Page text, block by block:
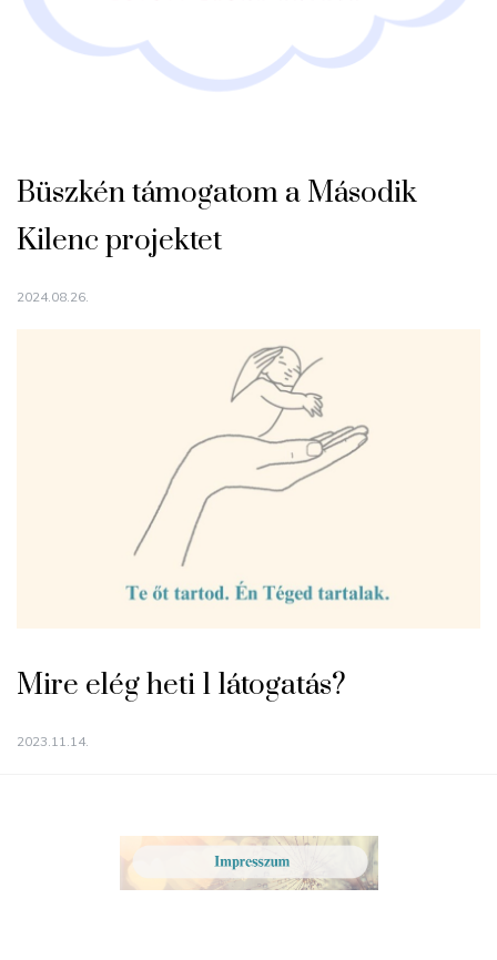
Büszkén támogatom a Második
Kilenc projektet
2024.08.26.
Mire elég heti 1 látogatás?
2023.11.14.